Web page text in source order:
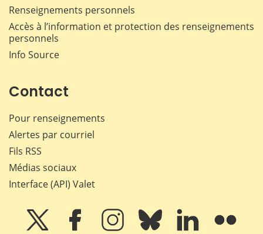
Renseignements personnels
Accès à l’information et protection des renseignements
personnels
Info Source
Contact
Pour renseignements
Alertes par courriel
Fils RSS
Médias sociaux
Interface (API) Valet